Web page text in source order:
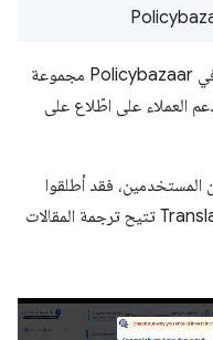
يقدّم قسم &quot;تأمين الحياة&quot; في Policybazaar مجموعة
العملاء على اطّلاع على
المستخدمين، فقد أطلقوا
تجربة لواجهة برمجة التطبيقات Translator API تتيح ترجمة المقالات